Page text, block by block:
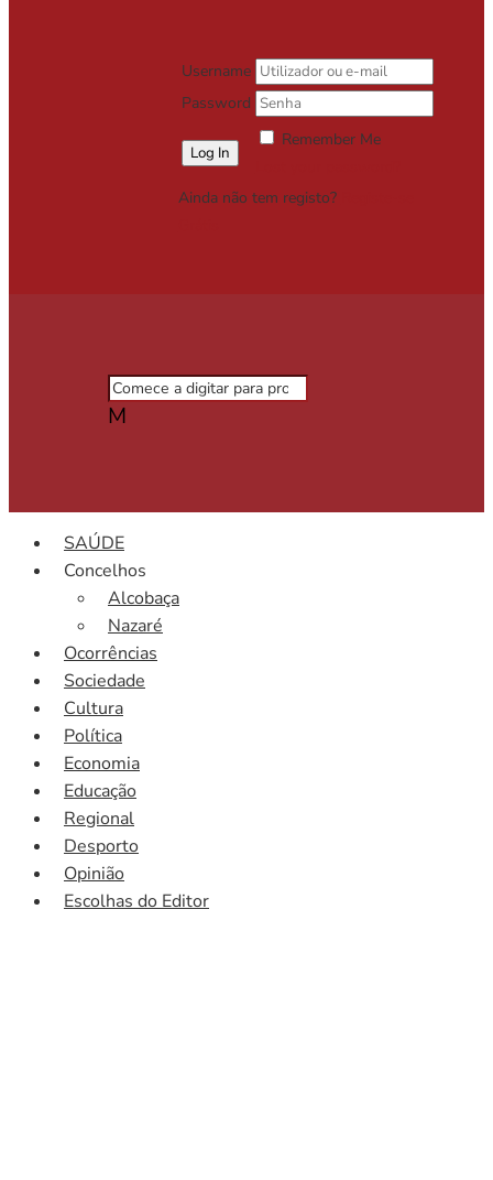
Username
Password
Remember Me
Ainda não tem registo?
M
SAÚDE
Concelhos
Alcobaça
Nazaré
Ocorrências
Sociedade
Cultura
Política
Economia
Educação
Regional
Desporto
Opinião
Escolhas do Editor